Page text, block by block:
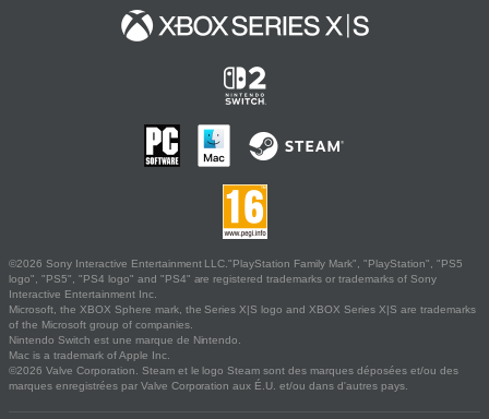
©2026 Sony Interactive Entertainment LLC."PlayStation Family Mark", "PlayStation", "PS5
logo", "PS5", "PS4 logo" and "PS4" are registered trademarks or trademarks of Sony
Interactive Entertainment Inc.
Microsoft, the XBOX Sphere mark, the Series X|S logo and XBOX Series X|S are trademarks
of the Microsoft group of companies.
Nintendo Switch est une marque de Nintendo.
Mac is a trademark of Apple Inc.
©2026 Valve Corporation. Steam et le logo Steam sont des marques déposées et/ou des
marques enregistrées par Valve Corporation aux É.U. et/ou dans d'autres pays.